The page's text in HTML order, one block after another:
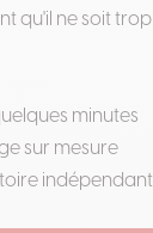
qu'il ne soit trop
minutes
sur mesure
indépendant